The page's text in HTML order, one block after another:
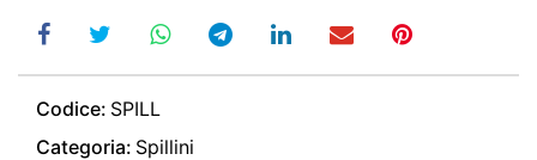
Codice: SPILL
Categoria: Spillini